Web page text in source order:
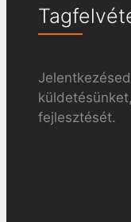
fejlesztését.